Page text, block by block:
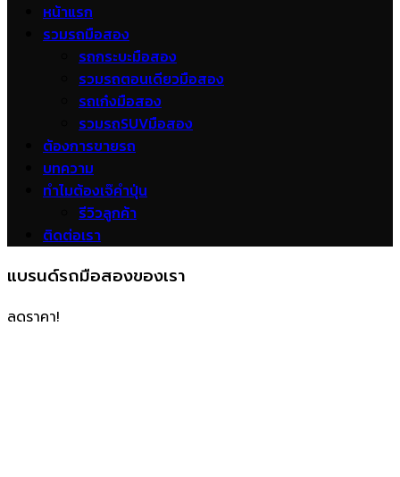
หน้าแรก
รวมรถมือสอง
รถกระบะมือสอง
รวมรถตอนเดียวมือสอง
รถเก๋งมือสอง
รวมรถSUVมือสอง
ต้องการขายรถ
บทความ
ทำไมต้องเจ๊คำปุ่น
รีวิวลูกค้า
ติดต่อเรา
แบรนด์รถมือสองของเรา
ลดราคา!